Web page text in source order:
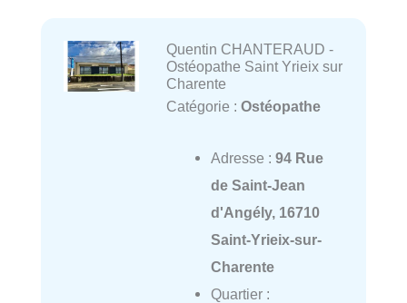
Quentin CHANTERAUD -
Ostéopathe Saint Yrieix sur
Charente
Catégorie : Ostéopathe
Adresse : 94 Rue
de Saint-Jean
d'Angély, 16710
Saint-Yrieix-sur-
Charente
Quartier :